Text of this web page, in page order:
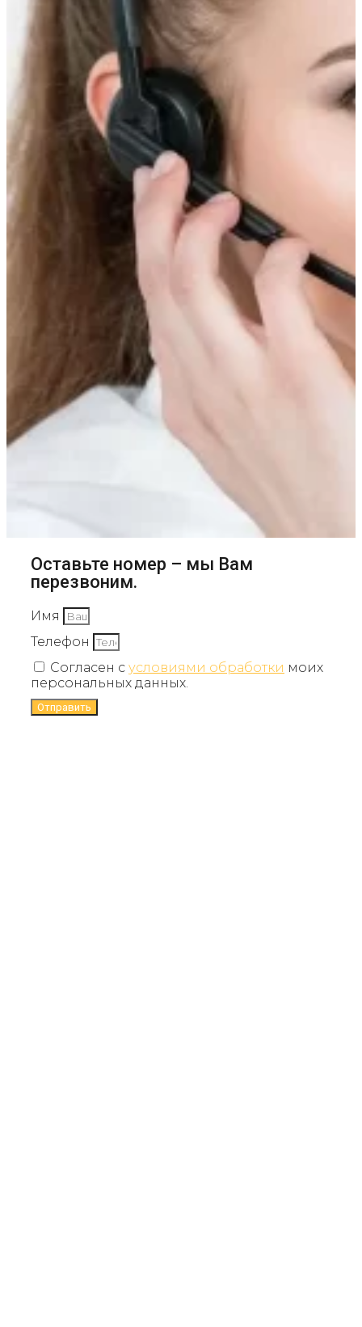
Оставьте номер – мы Вам
перезвоним.
Имя
Телефон
Согласен с условиями обработки моих
персональных данных.
Отправить